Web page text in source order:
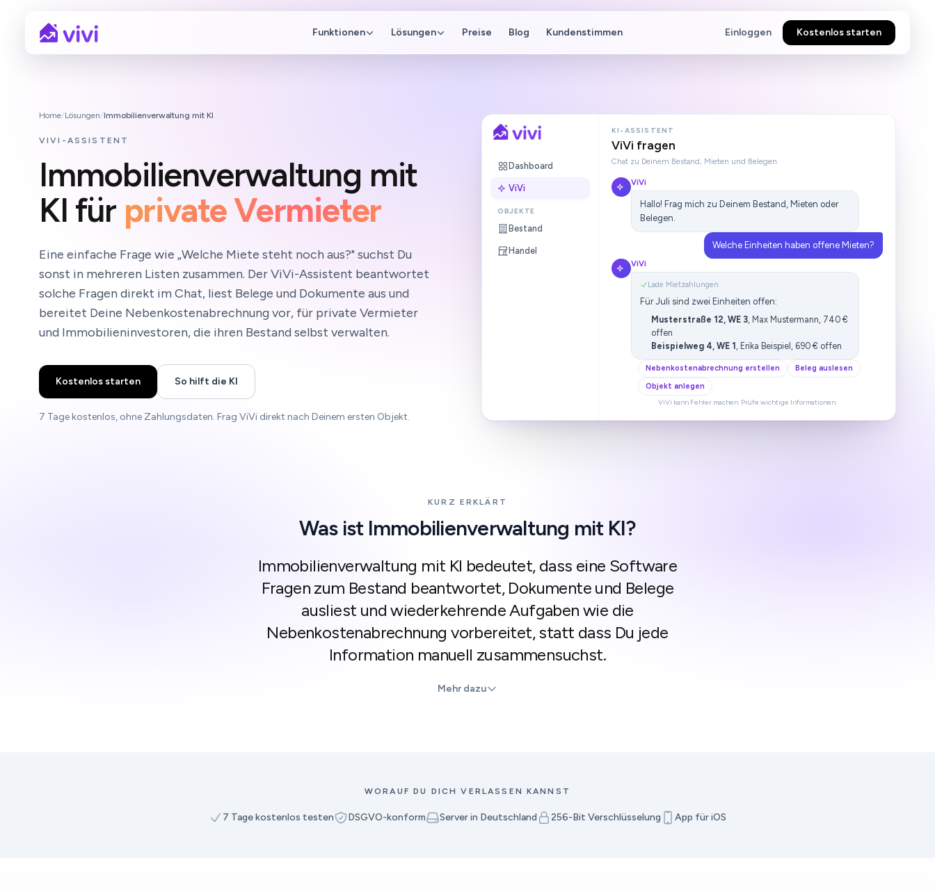
Funktionen Lösungen Preise Blog Kundenstimmen Einloggen Kostenlos starten
Home/Lösungen/Immobilienverwaltung mit KI
VIVI-ASSISTENT
Immobilienverwaltung mit
KI für private Vermieter
Eine einfache Frage wie „Welche Miete steht noch aus?" suchst Du
sonst in mehreren Listen zusammen. Der ViVi-Assistent beantwortet
solche Fragen direkt im Chat, liest Belege und Dokumente aus und
bereitet Deine Nebenkostenabrechnung vor, für private Vermieter
und Immobilieninvestoren, die ihren Bestand selbst verwalten.
Kostenlos starten So hilft die KI
7 Tage kostenlos, ohne Zahlungsdaten. Frag ViVi direkt nach Deinem ersten Objekt.
Dashboard
ViVi
OBJEKTE
Bestand
Handel
KI-ASSISTENT
ViVi fragen
Chat zu Deinem Bestand, Mieten und Belegen
ViVi
Hallo! Frag mich zu Deinem Bestand, Mieten oder
Belegen.
Welche Einheiten haben offene Mieten?
ViVi
Lade Mietzahlungen
Für Juli sind zwei Einheiten offen:
Musterstraße 12, WE 3 , Max Mustermann, 740 €
offen
Beispielweg 4, WE 1 , Erika Beispiel, 690 € offen
Nebenkostenabrechnung erstellen
Beleg auslesen
Objekt anlegen
ViVi kann Fehler machen. Prüfe wichtige Informationen.
KURZ ERKLÄRT
Was ist Immobilienverwaltung mit KI?
Immobilienverwaltung mit KI bedeutet, dass eine Software
Fragen zum Bestand beantwortet, Dokumente und Belege
ausliest und wiederkehrende Aufgaben wie die
Nebenkostenabrechnung vorbereitet, statt dass Du jede
Information manuell zusammensuchst.
Mehr dazu
WORAUF DU DICH VERLASSEN KANNST
7 Tage kostenlos testen DSGVO-konform Server in Deutschland 256-Bit Verschlüsselung App für iOS